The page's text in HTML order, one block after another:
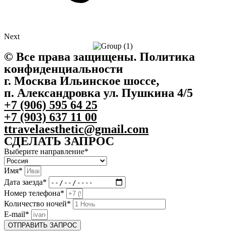
Next
©️ Все права защищены. Политика
конфиденциальности
г. Москва Ильинское шоссе,
п. Александровка ул. Пушкина 4/5
+7 (906) 595 64 25
+7 (903) 637 11 00
ttravelaesthetic@gmail.com
СДЕЛАТЬ ЗАПРОС
Выберите направление*
Имя*
Дата заезда*
Номер телефона*
Количество ночей*
E-mail*
ОТПРАВИТЬ ЗАПРОС